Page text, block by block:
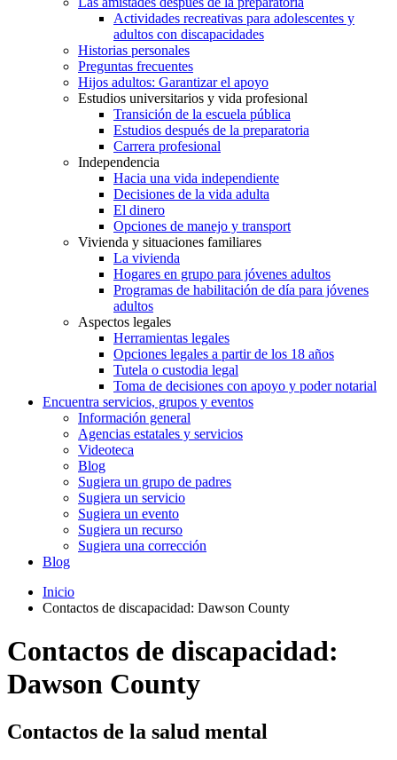
Actividades recreativas para adolescentes y
adultos con discapacidades
Historias personales
Preguntas frecuentes
Hijos adultos: Garantizar el apoyo
Estudios universitarios y vida profesional
Transición de la escuela pública
Estudios después de la preparatoria
Carrera profesional
Independencia
Hacia una vida independiente
Decisiones de la vida adulta
El dinero
Opciones de manejo y transport
Vivienda y situaciones familiares
La vivienda
Hogares en grupo para jóvenes adultos
Programas de habilitación de día para jóvenes
adultos
Aspectos legales
Herramientas legales
Opciones legales a partir de los 18 años
Tutela o custodia legal
Toma de decisiones con apoyo y poder notarial
Encuentra servicios, grupos y eventos
Información general
Agencias estatales y servicios
Videoteca
Blog
Sugiera un grupo de padres
Sugiera un servicio
Sugiera un evento
Sugiera un recurso
Sugiera una corrección
Blog
Inicio
Contactos de discapacidad: Dawson County
Contactos de discapacidad:
Dawson County
Contactos de la salud mental